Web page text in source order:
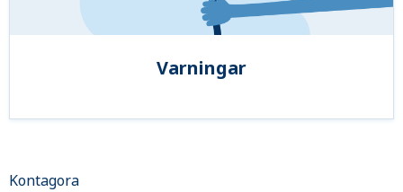
Varningar
Kontagora